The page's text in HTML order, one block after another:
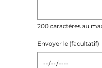
200 caractères au
Envoyer le (facultatif)